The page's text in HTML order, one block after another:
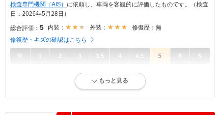
検査専門機関（AIS） に依頼し、車両を客観的に評価したものです。（検査
日：2026年5月28日）
総合評価： 5 内装： 外装：
修復歴：無
修復歴・キズの確認はこちら
R 1 2 3 3.5 4 4.5 5 6 S
走行距離5万km以下で、内外装にダメージがほとんどない、良好な状態
もっと見る